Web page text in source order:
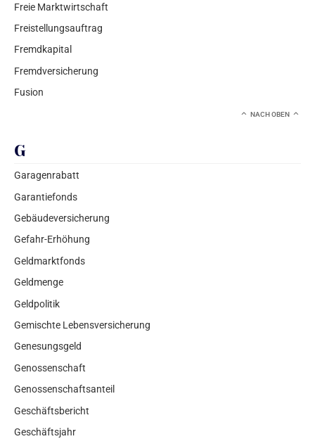
Freie Marktwirtschaft
Freistellungsauftrag
Fremdkapital
Fremdversicherung
Fusion
NACH OBEN
G
Garagenrabatt
Garantiefonds
Gebäudeversicherung
Gefahr-Erhöhung
Geldmarktfonds
Geldmenge
Geldpolitik
Gemischte Lebensversicherung
Genesungsgeld
Genossenschaft
Genossenschaftsanteil
Geschäftsbericht
Geschäftsjahr